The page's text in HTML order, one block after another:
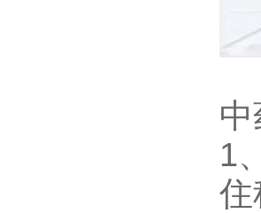
1
住